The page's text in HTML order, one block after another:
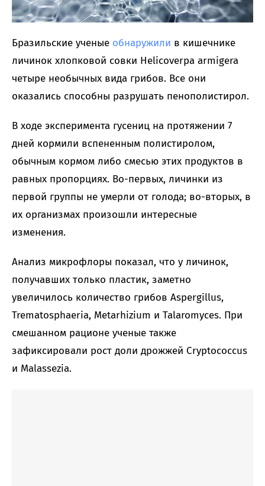
Бразильские ученые обнаружили в кишечнике
личинок хлопковой совки Helicoverpa armigera
четыре необычных вида грибов. Все они
оказались способны разрушать пенополистирол.
В ходе эксперимента гусениц на протяжении 7
дней кормили вспененным полистиролом,
обычным кормом либо смесью этих продуктов в
равных пропорциях. Во-первых, личинки из
первой группы не умерли от голода; во-вторых, в
их организмах произошли интересные
изменения.
Анализ микрофлоры показал, что у личинок,
получавших только пластик, заметно
увеличилось количество грибов Aspergillus,
Trematosphaeria, Metarhizium и Talaromyces. При
смешанном рационе ученые также
зафиксировали рост доли дрожжей Cryptococcus
и Malassezia.